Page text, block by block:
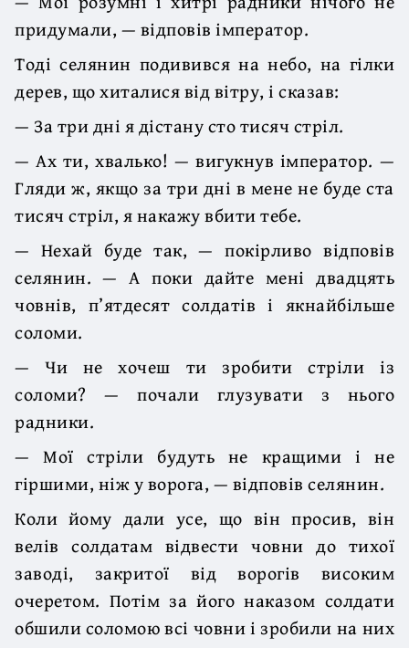
придумали, — відповів імператор.
Тоді селянин подивився на небо, на гілки
дерев, що хиталися від вітру, і сказав:
— За три дні я дістану сто тисяч стріл.
— Ах ти, хвалько! — вигукнув імператор. —
Гляди ж, якщо за три дні в мене не буде ста
тисяч стріл, я накажу вбити тебе.
— Нехай буде так, — покірливо відповів
селянин. — А поки дайте мені двадцять
човнів, п’ятдесят солдатів і якнайбільше
соломи.
— Чи не хочеш ти зробити стріли із
соломи? — почали глузувати з нього
радники.
— Мої стріли будуть не кращими і не
гіршими, ніж у ворога, — відповів селянин.
Коли йому дали усе, що він просив, він
велів солдатам відвести човни до тихої
заводі, закритої від ворогів високим
очеретом. Потім за його наказом солдати
обшили соломою всі човни і зробили на них